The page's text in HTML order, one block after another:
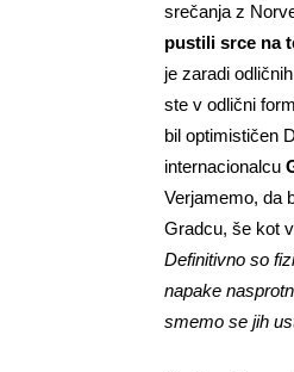
srečanja z
pustili srce na
je zaradi
ste v odlični
bil optimističen
internacionalcu
Verjamemo, da
Gradcu, še kot
Definitivno so
napake
smemo se jih